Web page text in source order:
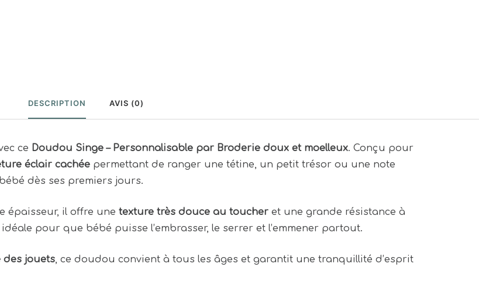
DESCRIPTION AVIS (0)
ce Doudou Singe – Personnalisable par Broderie doux et moelleux. Conçu pour
éclair cachée permettant de ranger une tétine, un petit trésor ou une note
dès ses premiers jours.
épaisseur, il offre une texture très douce au toucher et une grande résistance à
idéale pour que bébé puisse l’embrasser, le serrer et l’emmener partout.
des jouets, ce doudou convient à tous les âges et garantit une tranquillité d’esprit